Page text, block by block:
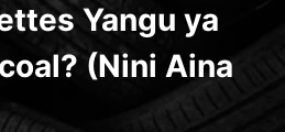
Yangu ya
(Nini Aina